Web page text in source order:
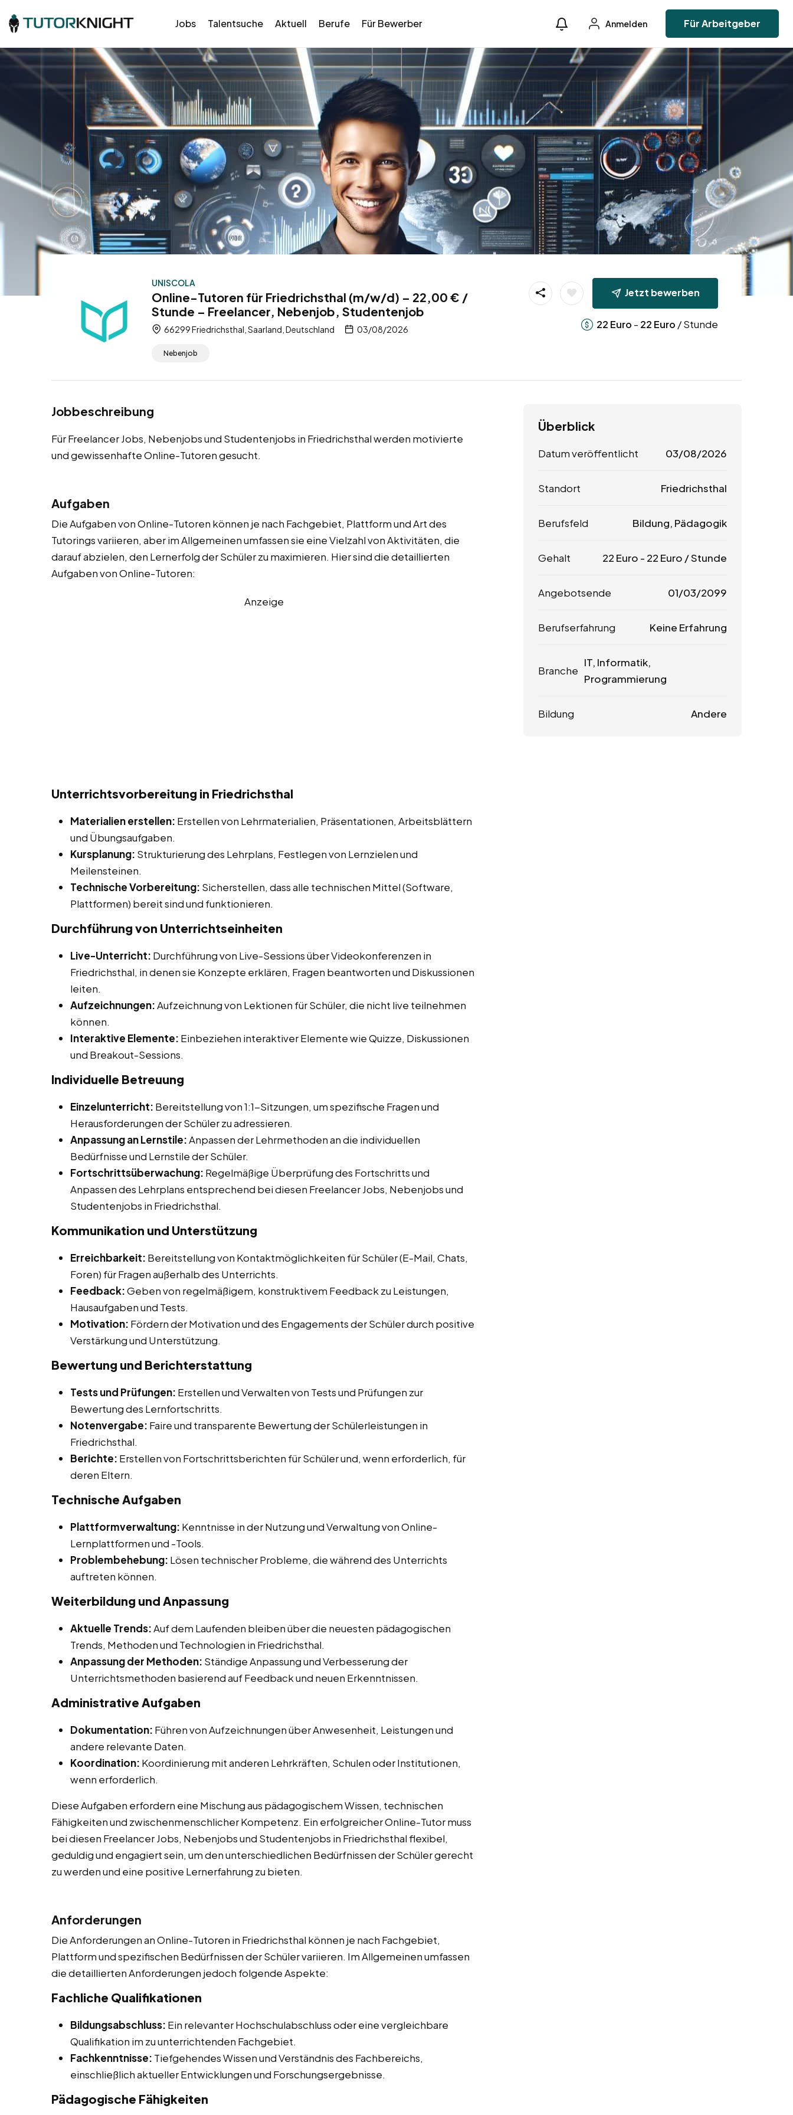
Jobs Talentsuche Aktuell Berufe Für Bewerber Anmelden Für Arbeitgeber
UNISCOLA
Online-Tutoren für Friedrichsthal (m/w/d) – 22,00 € /
Stunde – Freelancer, Nebenjob, Studentenjob
66299 Friedrichsthal, Saarland, Deutschland 03/08/2026
Nebenjob
Jetzt bewerben
22 Euro - 22 Euro / Stunde
Jobbeschreibung
Für Freelancer Jobs, Nebenjobs und Studentenjobs in Friedrichsthal werden motivierte
und gewissenhafte Online-Tutoren gesucht.
Aufgaben
Die Aufgaben von Online-Tutoren können je nach Fachgebiet, Plattform und Art des
Tutorings variieren, aber im Allgemeinen umfassen sie eine Vielzahl von Aktivitäten, die
darauf abzielen, den Lernerfolg der Schüler zu maximieren. Hier sind die detaillierten
Aufgaben von Online-Tutoren:
Anzeige
Unterrichtsvorbereitung in Friedrichsthal
Materialien erstellen: Erstellen von Lehrmaterialien, Präsentationen, Arbeitsblättern
und Übungsaufgaben.
Kursplanung: Strukturierung des Lehrplans, Festlegen von Lernzielen und
Meilensteinen.
Technische Vorbereitung: Sicherstellen, dass alle technischen Mittel (Software,
Plattformen) bereit sind und funktionieren.
Durchführung von Unterrichtseinheiten
Live-Unterricht: Durchführung von Live-Sessions über Videokonferenzen in
Friedrichsthal, in denen sie Konzepte erklären, Fragen beantworten und Diskussionen
leiten.
Aufzeichnungen:Aufzeichnung von Lektionen für Schüler, die nicht live teilnehmen
können.
Interaktive Elemente: Einbeziehen interaktiver Elemente wie Quizze, Diskussionen
und Breakout-Sessions.
Individuelle Betreuung
Einzelunterricht: Bereitstellung von 1:1-Sitzungen, um spezifische Fragen und
Herausforderungen der Schüler zu adressieren.
Anpassung an Lernstile:Anpassen der Lehrmethoden an die individuellen
Bedürfnisse und Lernstile der Schüler.
Fortschrittsüberwachung: Regelmäßige Überprüfung des Fortschritts und
Anpassen des Lehrplans entsprechend bei diesen Freelancer Jobs, Nebenjobs und
Studentenjobs in Friedrichsthal.
Kommunikation und Unterstützung
Erreichbarkeit: Bereitstellung von Kontaktmöglichkeiten für Schüler (E-Mail, Chats,
Foren) für Fragen außerhalb des Unterrichts.
Feedback:Geben von regelmäßigem, konstruktivem Feedback zu Leistungen,
Hausaufgaben und Tests.
Motivation: Fördern der Motivation und des Engagements der Schüler durch positive
Verstärkung und Unterstützung.
Bewertung und Berichterstattung
Tests und Prüfungen: Erstellen und Verwalten von Tests und Prüfungen zur
Bewertung des Lernfortschritts.
Notenvergabe: Faire und transparente Bewertung der Schülerleistungen in
Friedrichsthal.
Berichte: Erstellen von Fortschrittsberichten für Schüler und, wenn erforderlich, für
deren Eltern.
Technische Aufgaben
Plattformverwaltung: Kenntnisse in der Nutzung und Verwaltung von Online-
Lernplattformen und -Tools.
Problembehebung: Lösen technischer Probleme, die während des Unterrichts
auftreten können.
Weiterbildung und Anpassung
Aktuelle Trends:Auf dem Laufenden bleiben über die neuesten pädagogischen
Trends, Methoden und Technologien in Friedrichsthal.
Anpassung der Methoden: Ständige Anpassung und Verbesserung der
Unterrichtsmethoden basierend auf Feedback und neuen Erkenntnissen.
Administrative Aufgaben
Dokumentation: Führen von Aufzeichnungen über Anwesenheit, Leistungen und
andere relevante Daten.
Koordination: Koordinierung mit anderen Lehrkräften, Schulen oder Institutionen,
wenn erforderlich.
Diese Aufgaben erfordern eine Mischung aus pädagogischem Wissen, technischen
Fähigkeiten und zwischenmenschlicher Kompetenz. Ein erfolgreicher Online-Tutor muss
bei diesen Freelancer Jobs, Nebenjobs und Studentenjobs in Friedrichsthal flexibel,
geduldig und engagiert sein, um den unterschiedlichen Bedürfnissen der Schüler gerecht
zu werden und eine positive Lernerfahrung zu bieten.
Anforderungen
Die Anforderungen an Online-Tutoren in Friedrichsthal können je nach Fachgebiet,
Plattform und spezifischen Bedürfnissen der Schüler variieren. Im Allgemeinen umfassen
die detaillierten Anforderungen jedoch folgende Aspekte:
Fachliche Qualifikationen
Bildungsabschluss: Ein relevanter Hochschulabschluss oder eine vergleichbare
Qualifikation im zu unterrichtenden Fachgebiet.
Fachkenntnisse: Tiefgehendes Wissen und Verständnis des Fachbereichs,
einschließlich aktueller Entwicklungen und Forschungsergebnisse.
Pädagogische Fähigkeiten
Überblick
Datum veröffentlicht 03/08/2026
Standort Friedrichsthal
Berufsfeld Bildung, Pädagogik
Gehalt 22 Euro - 22 Euro / Stunde
Angebotsende 01/03/2099
Berufserfahrung Keine Erfahrung
Branche
IT, Informatik,
Programmierung
Bildung Andere